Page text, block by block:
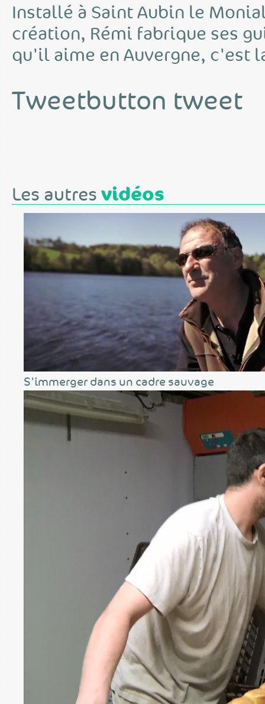
Installé à Saint Aubin le
création, Rémi fabrique ses
qu'il aime en Auvergne, c'est
Tweetbutton tweet
Les autres vidéos
S'immerger dans un cadre sauvage